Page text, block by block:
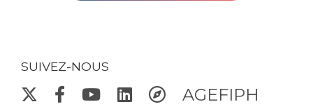
SUIVEZ-NOUS
AGEFIPH